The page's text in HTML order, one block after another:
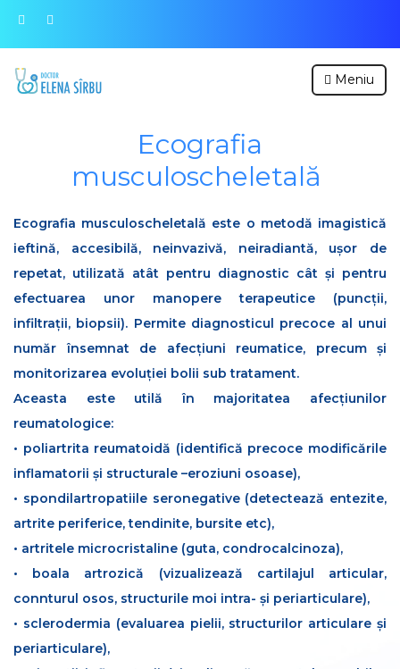
Meniu
Ecografia
musculoscheletală
Ecografia musculoscheletală este o metodă imagistică
ieftină, accesibilă, neinvazivă, neiradiantă, ușor de
repetat, utilizată atât pentru diagnostic cât și pentru
efectuarea unor manopere terapeutice (puncții,
infiltrații, biopsii). Permite diagnosticul precoce al unui
număr însemnat de afecțiuni reumatice, precum și
monitorizarea evoluției bolii sub tratament.
Aceasta este utilă în majoritatea afecțiunilor
reumatologice:
• poliartrita reumatoidă (identifică precoce modificările
inflamatorii și structurale –eroziuni osoase),
• spondilartropatiile seronegative (detectează entezite,
artrite periferice, tendinite, bursite etc),
• artritele microcristaline (guta, condrocalcinoza),
• boala artrozică (vizualizează cartilajul articular,
connturul osos, structurile moi intra- și periarticulare),
• sclerodermia (evaluarea pielii, structurilor articulare și
periarticulare),